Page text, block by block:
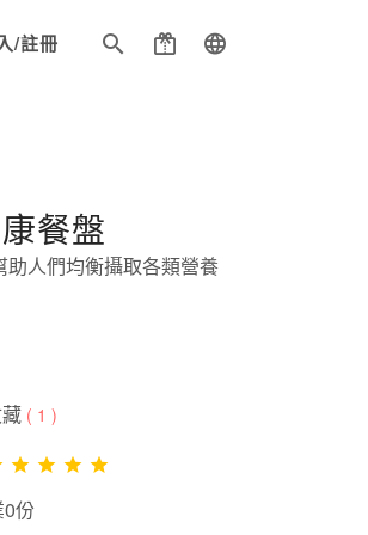
/註冊
餐盤
人們均衡攝取各類營養
( 1)
份